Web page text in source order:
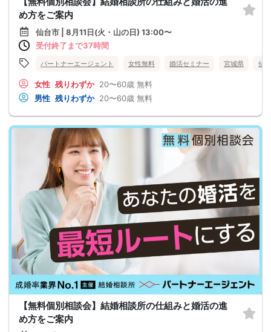
め方をご案内
仙台市 | 8月11日(火・山の日) 13:00〜
受付終了まで37時間
パートナーエージェント 女性無料 婚活セミナー 宮城県 仙
女性 残りわずか 20〜60歳 無料
男性 残りわずか 20〜60歳 無料
【無料個別相談会】結婚相談所の仕組みと婚活の進
め方をご案内